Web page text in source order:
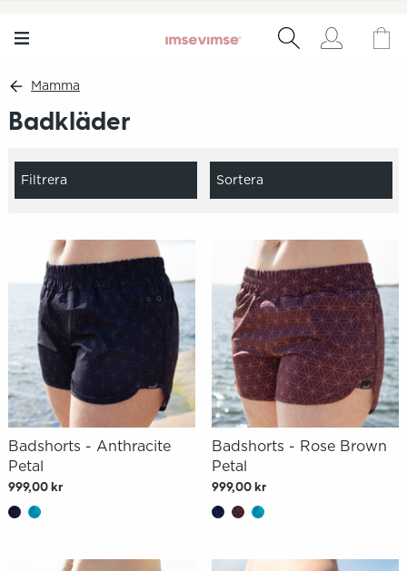
Mamma
Badkläder
Filtrera Sortera
Badshorts - Anthracite
Petal
999,00 kr
Badshorts - Rose Brown
Petal
999,00 kr